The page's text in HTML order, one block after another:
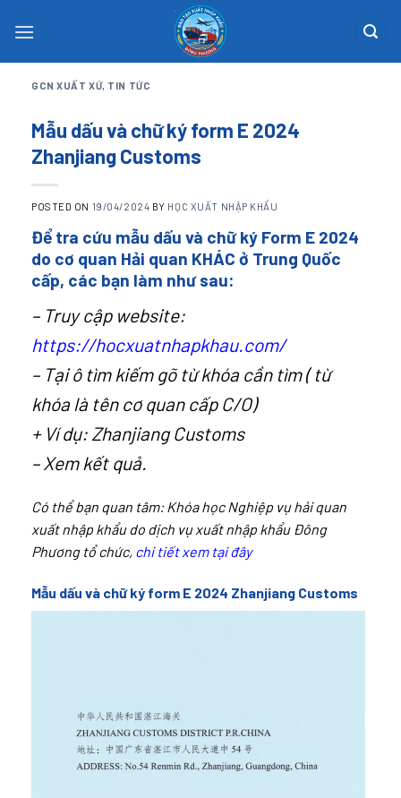
GCN XUẤT XỨ, TIN TỨC
Mẫu dấu và chữ ký form E 2024
Zhanjiang Customs
POSTED ON 19/04/2024 BY HỌC XUẤT NHẬP KHẨU
Để tra cứu mẫu dấu và chữ ký Form E 2024
do cơ quan Hải quan KHÁC ở Trung Quốc
cấp, các bạn làm như sau:
– Truy cập website:
https://hocxuatnhapkhau.com/
– Tại ô tìm kiếm gõ từ khóa cần tìm ( từ
khóa là tên cơ quan cấp C/O)
+ Ví dụ: Zhanjiang Customs
– Xem kết quả.
Có thể bạn quan tâm:Khóa học Nghiệp vụ hải quan
xuất nhập khẩu do dịch vụ xuất nhập khẩu Đông
Phương tổ chức, chi tiết xem tại đây
Mẫu dấu và chữ ký form E 2024 Zhanjiang Customs